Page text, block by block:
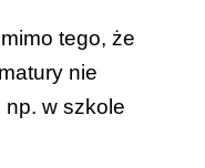
tego, że
nie
w szkole